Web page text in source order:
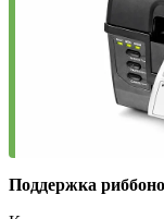
Поддержка